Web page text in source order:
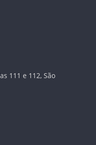
111 e 112, São